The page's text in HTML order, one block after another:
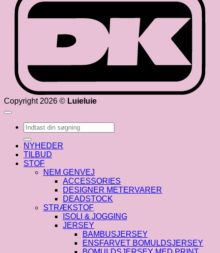
Copyright 2026 © Luieluie
Søg
efter:
NYHEDER
TILBUD
STOF
NEM GENVEJ
ACCESSORIES
DESIGNER METERVARER
DEADSTOCK
STRÆKSTOF
ISOLI & JOGGING
JERSEY
BAMBUSJERSEY
ENSFARVET BOMULDSJERSEY